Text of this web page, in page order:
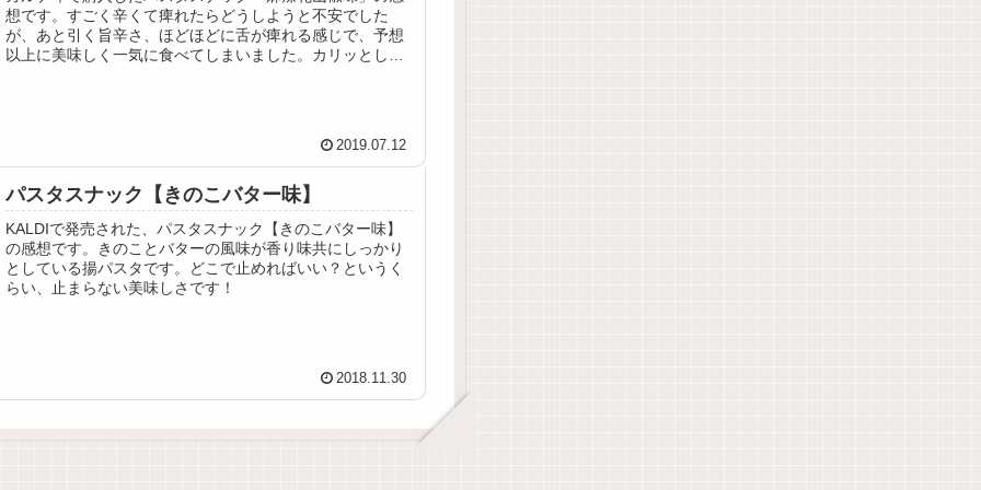
想です。すごく辛くて痺れたらどうしようと不安でした
が、あと引く旨辛さ、ほどほどに舌が痺れる感じで、予想
以上に美味しく一気に食べてしまいました。カリッとした
2019.07.12
パスタスナック【きのこバター味】
KALDIで発売された、パスタスナック【きのこバター味】
の感想です。きのことバターの風味が香り味共にしっかり
としている揚パスタです。どこで止めればいい？というく
らい、止まらない美味しさです！
2018.11.30